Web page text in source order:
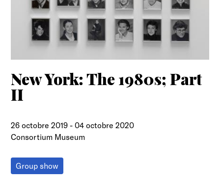
New York: The 1980s; Part
II
26 octobre 2019 -04 octobre 2020
Consortium Museum
Group show